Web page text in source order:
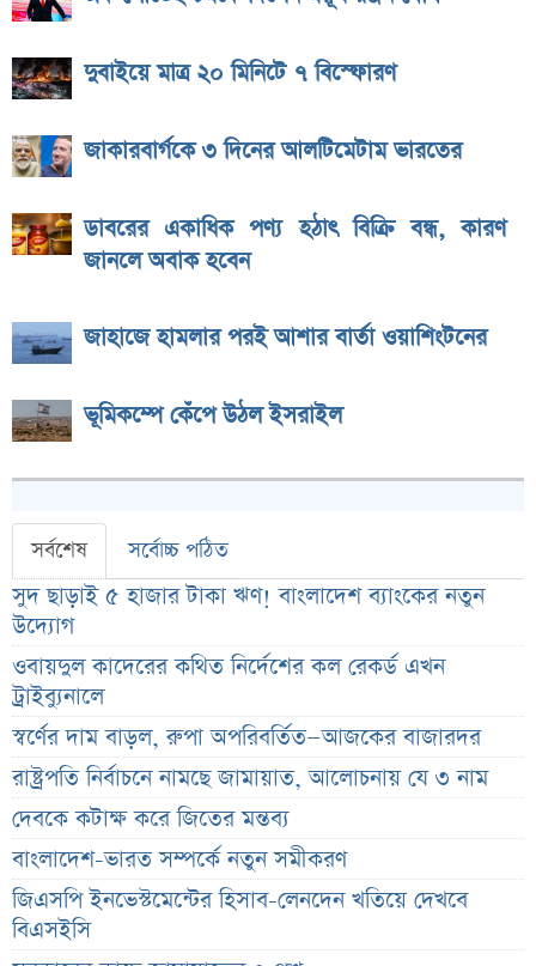
দুবাইয়ে মাত্র ২০ মিনিটে ৭ বিস্ফোরণ
জাকারবার্গকে ৩ দিনের আলটিমেটাম ভারতের
ডাবরের একাধিক পণ্য হঠাৎ বিক্রি বন্ধ, কারণ
জানলে অবাক হবেন
জাহাজে হামলার পরই আশার বার্তা ওয়াশিংটনের
ভূমিকম্পে কেঁপে উঠল ইসরাইল
সর্বশেষ সর্বোচ্চ পঠিত
সুদ ছাড়াই ৫ হাজার টাকা ঋণ! বাংলাদেশ ব্যাংকের নতুন
উদ্যোগ
ওবায়দুল কাদেরের কথিত নির্দেশের কল রেকর্ড এখন
ট্রাইব্যুনালে
স্বর্ণের দাম বাড়ল, রুপা অপরিবর্তিত—আজকের বাজারদর
রাষ্ট্রপতি নির্বাচনে নামছে জামায়াত, আলোচনায় যে ৩ নাম
দেবকে কটাক্ষ করে জিতের মন্তব্য
বাংলাদেশ-ভারত সম্পর্কে নতুন সমীকরণ
জিএসপি ইনভেস্টমেন্টের হিসাব-লেনদেন খতিয়ে দেখবে
বিএসইসি